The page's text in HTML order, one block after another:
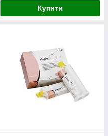
Купити